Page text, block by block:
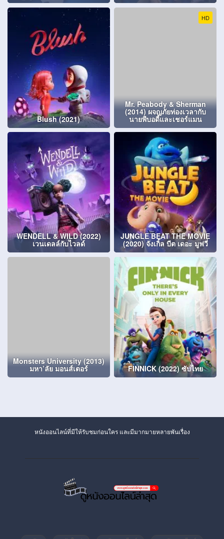
Blush (2021)
HD
Mr. Peabody & Sherman
(2014) ผจญภัยท่องเวลากับ
นายพีบอดี้และเชอร์แมน
WENDELL & WILD (2022)
เวนเดลล์กับไวลด์
JUNGLE BEAT THE MOVIE
(2020) จังเกิ้ล บีต เดอะ มูฟวี่
Monsters University (2013)
มหา’ลัย มอนส์เตอร์ FINNICK (2022) ซับไทย
หนังออนไลน์ที่มีให้รับชมก่อนใคร และมีมากมายหลายพันเรื่อง